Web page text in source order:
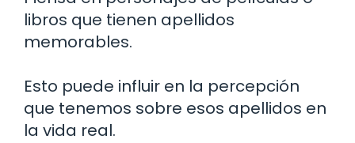
libros que tienen apellidos
memorables.
Esto puede influir en la percepción
que tenemos sobre esos apellidos en
la vida real.